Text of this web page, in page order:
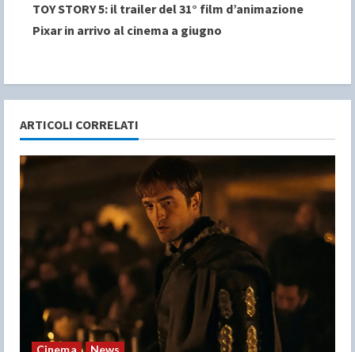
t
n
u
e
a
d
TOY STORY 5: il trailer del 31° film d’animazione
Pixar in arrivo al cinema a giugno
ARTICOLI CORRELATI